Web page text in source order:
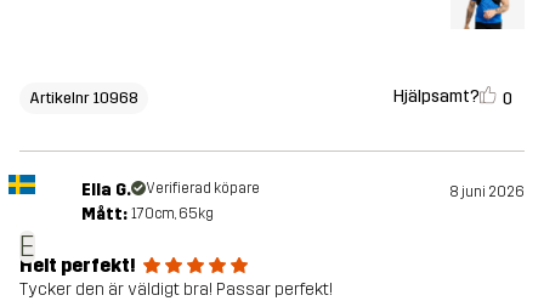
Artikelnr 10968 Hjälpsamt? 0
E
Ella G. Verifierad köpare 8 juni 2026
Mått: 170cm, 65kg
Helt perfekt!
Tycker den är väldigt bra! Passar perfekt!